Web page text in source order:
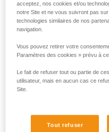
Il diffuse une lumière de
ou nécessitant peu de
rapides.
dépannage, lecture...
acceptez, nos cookies et/ou
notre Site et ne vous suivront pas
technologies similaires de nos
navigation.
Vous pouvez retirer votre
Paramètres des cookies » prévu à
Le fait de refuser tout ou partie de
utilisateur, mais en aucun cas ce
Site.
Tout refuser